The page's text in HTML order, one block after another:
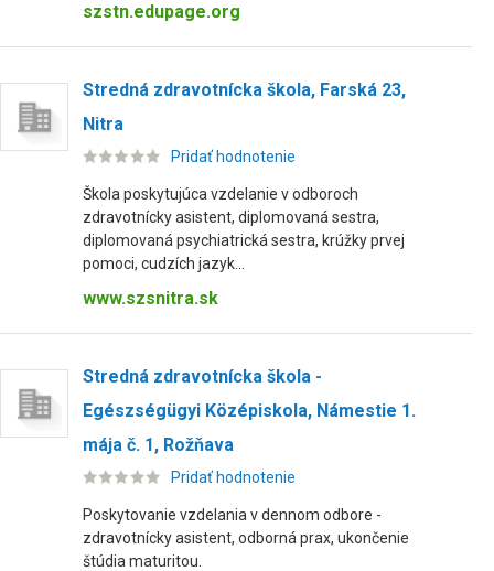
szstn.edupage.org
Stredná zdravotnícka škola, Farská 23,
Nitra
Pridať hodnotenie
Škola poskytujúca vzdelanie v odboroch
zdravotnícky asistent, diplomovaná sestra,
diplomovaná psychiatrická sestra, krúžky prvej
pomoci, cudzích jazyk...
www.szsnitra.sk
Stredná zdravotnícka škola -
Egészségügyi Középiskola, Námestie 1.
mája č. 1, Rožňava
Pridať hodnotenie
Poskytovanie vzdelania v dennom odbore -
zdravotnícky asistent, odborná prax, ukončenie
štúdia maturitou.